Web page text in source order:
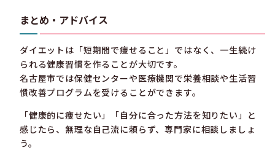
まとめ・アドバイス
ダイエットは「短期間で痩せること」ではなく、一生続け
られる健康習慣を作ることが大切です。
名古屋市では保健センターや医療機関で栄養相談や生活習
慣改善プログラムを受けることができます。
「健康的に痩せたい」「自分に合った方法を知りたい」と
感じたら、無理な自己流に頼らず、専門家に相談しましょ
う。